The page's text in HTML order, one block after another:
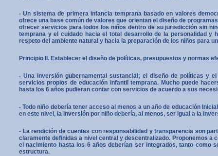
- Un sistema de primera infancia temprana basado en valores
ofrece una base común de valores que orientan el diseño de
ofrecer servi­cios para todos los niños dentro de su jurisdicción sin
temprana y el cuidado hacia el total desa­rro­llo de la personalidad y
respeto del ambiente natural y hacia la preparación de los niños para
Principio II. Establecer el diseño de políticas, presupuestos y normas
- Una inversión gubernamental sustancial; el diseño de políticas y
servicios propios de educación infantil temprana. Mucho puede
hasta los 6 años pudieran contar con servicios de acuerdo a sus
- Todo niño debería tener acceso al menos a un año de educación
en este nivel, la inversión por niño debería, al menos, ser igual a la
- La rendición de cuentas con responsabilidad y transparencia son
claramente definidas a nivel cen­tral y descentralizado. Proponemos a
el nacimiento hasta los 6 años deberían ser integrados, tanto como
estructura.